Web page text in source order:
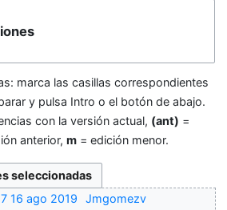
marca las casillas correspondientes
y pulsa Intro o el botón de abajo.
con la versión actual, (ant) =
anterior, m = edición menor.
16 ago 2019
Jmgomezv